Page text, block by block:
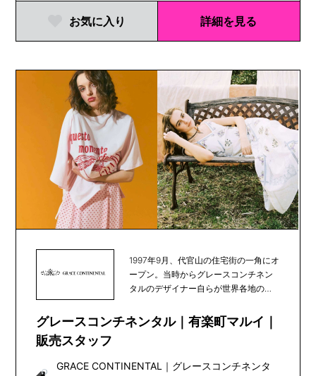
お気に入り 詳細を見る
1997年9月、代官山の住宅街の一角にオ
ープン。当時からグレースコンチネン
タルのデザイナー自らが世界各地の素
グレースコンチネンタル｜有楽町マルイ｜
販売スタッフ
GRACE CONTINENTAL ｜ グレースコンチネンタ